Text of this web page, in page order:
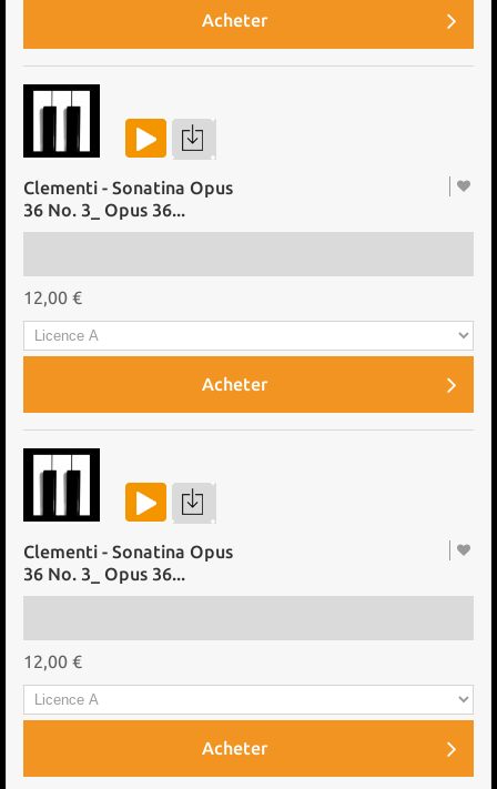
Acheter
Clementi - Sonatina Opus
36 No. 3_ Opus 36...
12,00 €
Acheter
Clementi - Sonatina Opus
36 No. 3_ Opus 36...
12,00 €
Acheter